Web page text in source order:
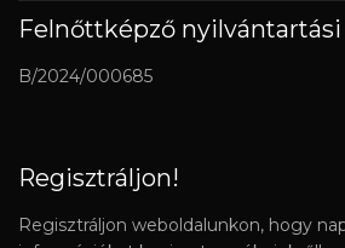
Felnőttképző nyilvántartási
B/2024/000685
Regisztráljon!
Regisztráljon weboldalunkon, hogy